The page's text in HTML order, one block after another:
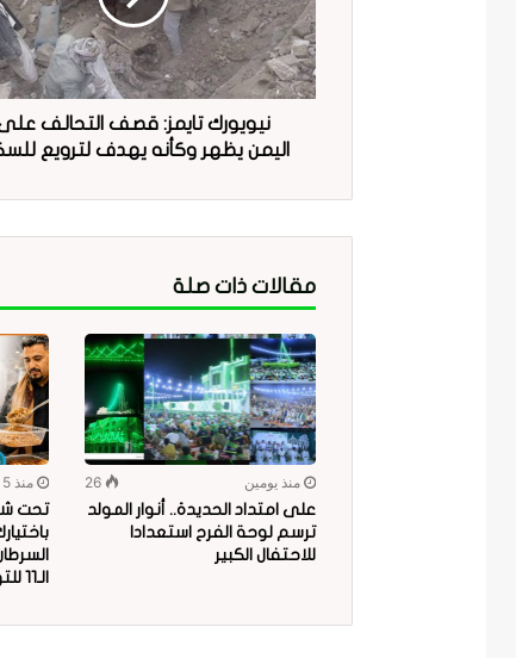
نيويورك تايمز: قصف التحالف
اليمن يظهر وكأنه يهدف لترويع
مقالات ذات صلة
منذ يومين
26
على امتداد الحديدة.. أنوار المولد
ترسم لوحة الفرح استعدادا
للاحتفال الكبير
منذ 5 أيام
تحت
الـ11 للتوعية بمخاطر البلاستيك